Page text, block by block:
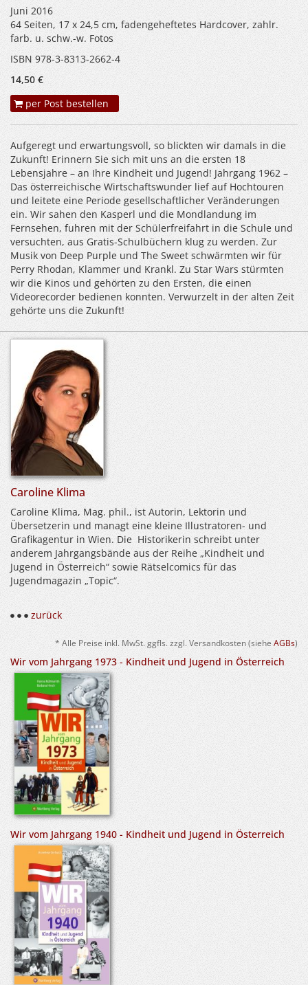
Juni 2016
64 Seiten, 17 x 24,5 cm, fadengeheftetes Hardcover, zahlr.
farb. u. schw.-w. Fotos
ISBN 978-3-8313-2662-4
14,50 €
per Post bestellen
Aufgeregt und erwartungsvoll, so blickten wir damals in die
Zukunft! Erinnern Sie sich mit uns an die ersten 18
Lebensjahre – an Ihre Kindheit und Jugend! Jahrgang 1962 –
Das österreichische Wirtschaftswunder lief auf Hochtouren
und leitete eine Periode gesellschaftlicher Veränderungen
ein. Wir sahen den Kasperl und die Mondlandung im
Fernsehen, fuhren mit der Schülerfreifahrt in die Schule und
versuchten, aus Gratis-Schulbüchern klug zu werden. Zur
Musik von Deep Purple und The Sweet schwärmten wir für
Perry Rhodan, Klammer und Krankl. Zu Star Wars stürmten
wir die Kinos und gehörten zu den Ersten, die einen
Videorecorder bedienen konnten. Verwurzelt in der alten Zeit
gehörte uns die Zukunft!
Caroline Klima
Caroline Klima, Mag. phil., ist Autorin, Lektorin und
Übersetzerin und managt eine kleine Illustratoren- und
Grafikagentur in Wien. Die Historikerin schreibt unter
anderem Jahrgangsbände aus der Reihe „Kindheit und
Jugend in Österreich“ sowie Rätselcomics für das
Jugendmagazin „Topic“.
zurück
* Alle Preise inkl. MwSt. ggfls. zzgl. Versandkosten (siehe AGBs)
Wir vom Jahrgang 1973 - Kindheit und Jugend in Österreich
Wir vom Jahrgang 1940 - Kindheit und Jugend in Österreich